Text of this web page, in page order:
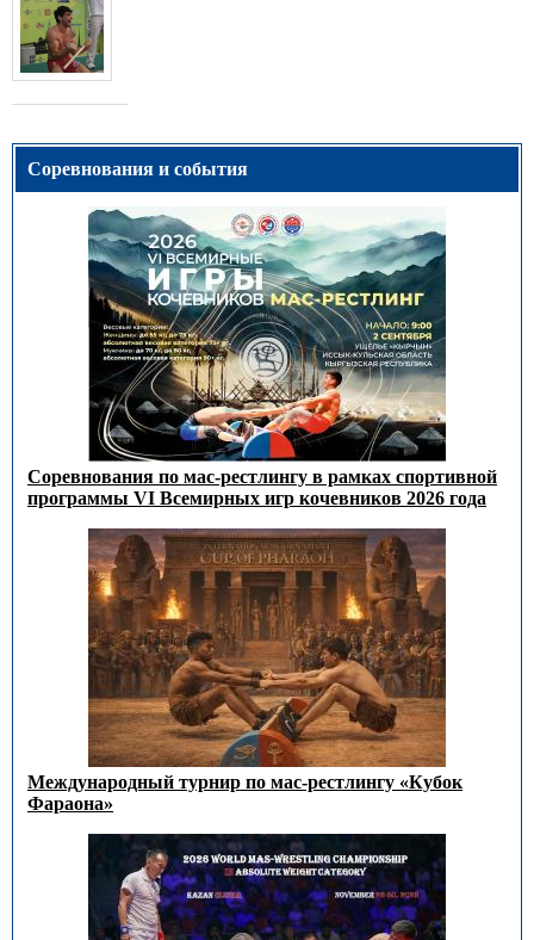
Соревнования и события
Соревнования по мас-рестлингу в рамках спортивной
программы VI Всемирных игр кочевников 2026 года
Международный турнир по мас-рестлингу «Кубок
Фараона»